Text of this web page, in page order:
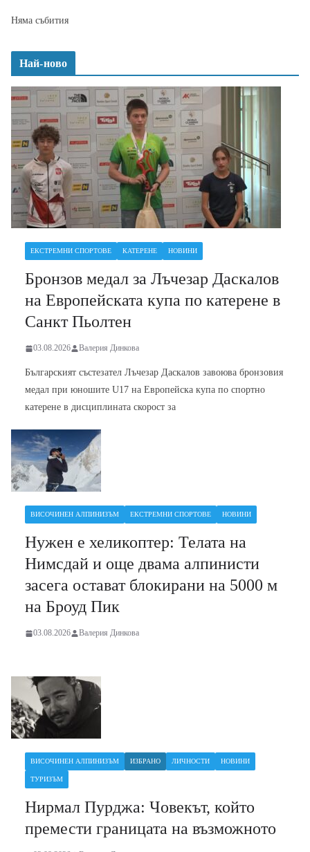
Няма събития
Най-ново
ЕКСТРЕМНИ СПОРТОВЕ КАТЕРЕНЕ НОВИНИ
Бронзов медал за Лъчезар Даскалов
на Европейската купа по катерене в
Санкт Пьолтен
03.08.2026 Валерия Динкова
Българският състезател Лъчезар Даскалов завоюва бронзовия
медал при юношите U17 на Европейска купа по спортно
катерене в дисциплината скорост за
ВИСОЧИНЕН АЛПИНИЗЪМ ЕКСТРЕМНИ СПОРТОВЕ НОВИНИ
Нужен е хеликоптер: Телата на
Нимсдай и още двама алпинисти
засега остават блокирани на 5000 м
на Броуд Пик
03.08.2026 Валерия Динкова
ВИСОЧИНЕН АЛПИНИЗЪМ ИЗБРАНО ЛИЧНОСТИ НОВИНИ
ТУРИЗЪМ
Нирмал Пурджа: Човекът, който
премести границата на възможното